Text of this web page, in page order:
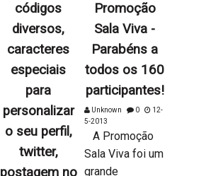
códigos
diversos,
caracteres
especiais
para
personalizar
o seu perfil,
twitter,
postagem no
Promoção
Sala Viva -
Parabéns a
todos os 160
participantes!
Unknown 0
12-
5-2013
A Promoção
Sala Viva foi um
grande